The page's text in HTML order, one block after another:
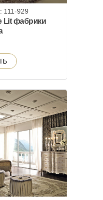
111-929
Lit фабрики